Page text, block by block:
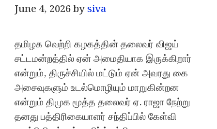
June 4, 2026bysiva
தமிழக வெற்றி கழகத்தின் தலைவர் விஜய்
சட்டமன்றத்தில் ஏன் அமைதியாக இருக்கிறார்
என்றும், திருச்சியில் மட்டும் ஏன் அவரது கை
அசைவுகளும் உடல்மொழியும் மாறுகின்றன
என்றும் திமுக மூத்த தலைவர் ஏ. ராஜா நேற்று
தனது பத்திரிகையாளர் சந்திப்பில் கேள்வி